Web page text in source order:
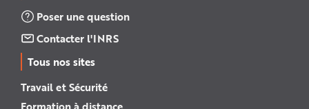
Poser une question
Contacter l'INRS
Tous nos sites
Travail et Sécurité